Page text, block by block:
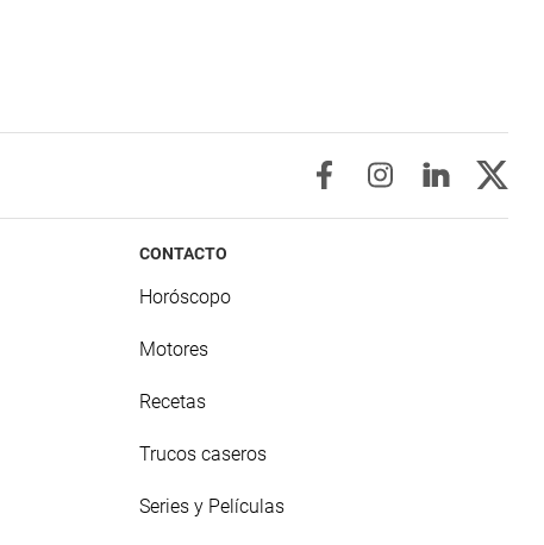
CONTACTO
Horóscopo
Motores
Recetas
Trucos caseros
Series y Películas